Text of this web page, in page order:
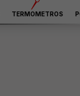
TERMOMETROS